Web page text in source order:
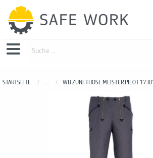
STARTSEITE ... WB ZUNFTHOSE MEISTER PILOT 17301